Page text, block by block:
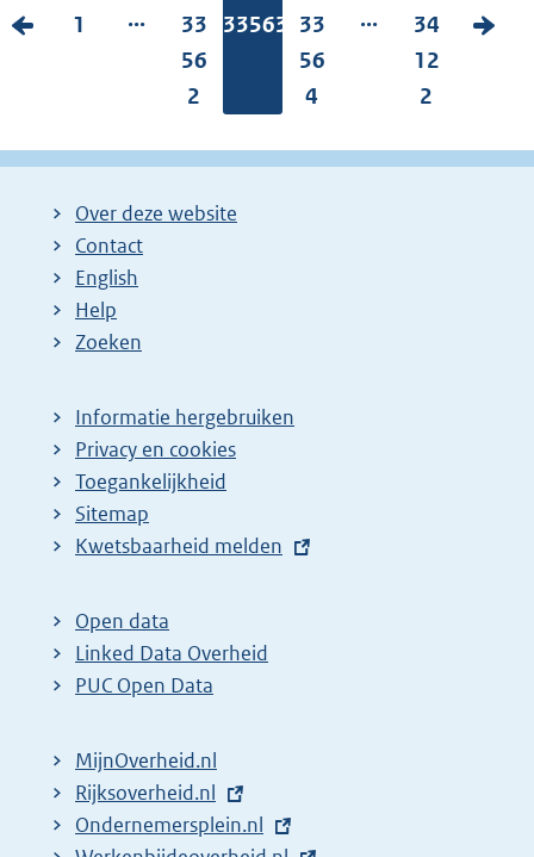
V
g
P
n
a
:
1 ...
P
a
g
n
a
33
56
2
Pagina:
33563
P
a
g
n
33
56
4
...
P
a
g
n
34
12
2
V
e
Over deze website
Contact
English
Help
Zoeken
Informatie hergebruiken
Privacy en cookies
Toegankelijkheid
Sitemap
E
t
e
r
l
i
n
Kwetsbaarheid melden
Open data
Linked Data Overheid
PUC Open Data
MijnOverheid.nl
E
x
Rijksoverheid.nl
E
Ondernemersplein.nl